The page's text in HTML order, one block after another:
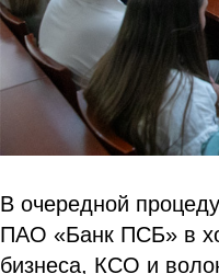
В очередной
ПАО «Банк ПСБ» в
бизнеса, КСО и